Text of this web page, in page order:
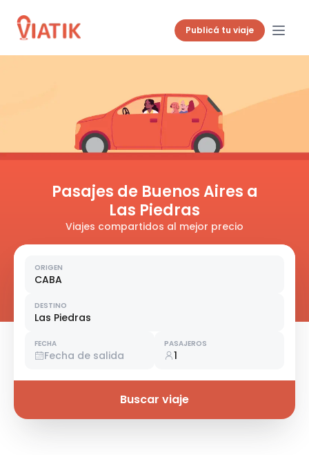
Publicá tu viaje
Pasajes de Buenos Aires a
Las Piedras
Viajes compartidos al mejor precio
ORIGEN
CABA
DESTINO
Las Piedras
FECHA
Fecha de salida
PASAJEROS
1
Buscar viaje